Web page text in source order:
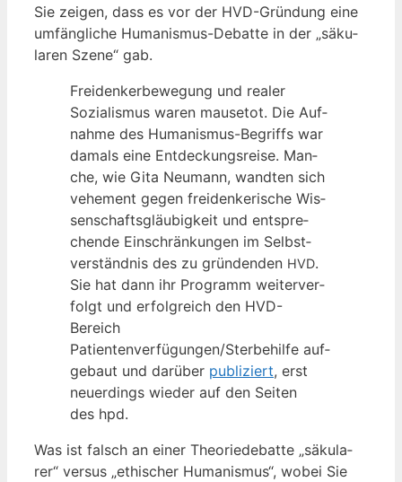
Sie zei­gen, dass es vor der HVD-Grün­dung eine
umfäng­li­che Huma­nis­mus-Debat­te in der „säku­
la­ren Sze­ne“ gab.
Frei­den­ker­be­we­gung und rea­ler
Sozia­lis­mus waren mau­se­tot. Die Auf­
nah­me des Huma­nis­mus-Begriffs war
damals eine Ent­de­ckungs­rei­se. Man­
che, wie Gita Neu­mann, wand­ten sich
vehe­ment gegen frei­den­ke­ri­sche Wis­
sen­schafts­gläu­big­keit und ent­spre­
chen­de Ein­schrän­kun­gen im Selbst­
ver­ständ­nis des zu grün­den­den HVD.
Sie hat dann ihr Pro­gramm wei­ter­ver­
folgt und erfolg­reich den HVD-
Bereich
Patientenverfügungen/Sterbehilfe auf­
ge­baut und dar­über publi­ziert, erst
neu­er­dings wie­der auf den Sei­ten
des hpd.
Was ist falsch an einer Theo­rie­de­bat­te „säku­la­
rer“ ver­sus „ethi­scher Huma­nis­mus“, wobei Sie